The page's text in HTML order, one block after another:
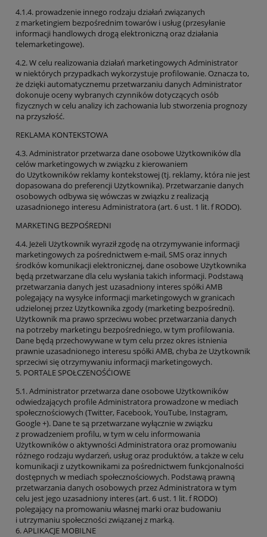
4.1.4. prowadzenie innego rodzaju działań związanych
z marketingiem bezpośrednim towarów i usług (przesyłanie
informacji handlowych drogą elektroniczną oraz działania
telemarketingowe).
4.2. W celu realizowania działań marketingowych Administrator
w niektórych przypadkach wykorzystuje profilowanie. Oznacza to,
że dzięki automatycznemu przetwarzaniu danych Administrator
dokonuje oceny wybranych czynników dotyczących osób
fizycznych w celu analizy ich zachowania lub stworzenia prognozy
na przyszłość.
REKLAMA KONTEKSTOWA
4.3. Administrator przetwarza dane osobowe Użytkowników dla
celów marketingowych w związku z kierowaniem
do Użytkowników reklamy kontekstowej (tj. reklamy, która nie jest
dopasowana do preferencji Użytkownika). Przetwarzanie danych
osobowych odbywa się wówczas w związku z realizacją
uzasadnionego interesu Administratora (art. 6 ust. 1 lit. f RODO).
MARKETING BEZPOŚREDNI
4.4. Jeżeli Użytkownik wyraził zgodę na otrzymywanie informacji
marketingowych za pośrednictwem e-mail, SMS oraz innych
środków komunikacji elektronicznej, dane osobowe Użytkownika
będą przetwarzane dla celu wysłania takich informacji. Podstawą
przetwarzania danych jest uzasadniony interes spółki AMB
polegający na wysyłce informacji marketingowych w granicach
udzielonej przez Użytkownika zgody (marketing bezpośredni).
Użytkownik ma prawo sprzeciwu wobec przetwarzania danych
na potrzeby marketingu bezpośredniego, w tym profilowania.
Dane będą przechowywane w tym celu przez okres istnienia
prawnie uzasadnionego interesu spółki AMB, chyba że Użytkownik
sprzeciwi się otrzymywaniu informacji marketingowych.
5. PORTALE SPOŁCZENOŚĆIOWE
5.1. Administrator przetwarza dane osobowe Użytkowników
odwiedzających profile Administratora prowadzone w mediach
społecznościowych (Twitter, Facebook, YouTube, Instagram,
Google +). Dane te są przetwarzane wyłącznie w związku
z prowadzeniem profilu, w tym w celu informowania
Użytkowników o aktywności Administratora oraz promowaniu
różnego rodzaju wydarzeń, usług oraz produktów, a także w celu
komunikacji z użytkownikami za pośrednictwem funkcjonalności
dostępnych w mediach społecznościowych. Podstawą prawną
przetwarzania danych osobowych przez Administratora w tym
celu jest jego uzasadniony interes (art. 6 ust. 1 lit. f RODO)
polegający na promowaniu własnej marki oraz budowaniu
i utrzymaniu społeczności związanej z marką.
6. APLIKACJE MOBILNE